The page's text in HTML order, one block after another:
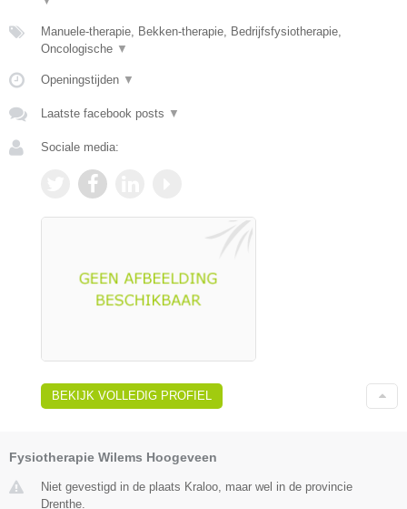
Manuele-therapie, Bekken-therapie, Bedrijfsfysiotherapie,
Oncologische ▼
Openingstijden ▼
Laatste facebook posts ▼
Sociale media:
BEKIJK VOLLEDIG PROFIEL
Fysiotherapie Wilems Hoogeveen
Niet gevestigd in de plaats Kraloo, maar wel in de provincie
Drenthe.